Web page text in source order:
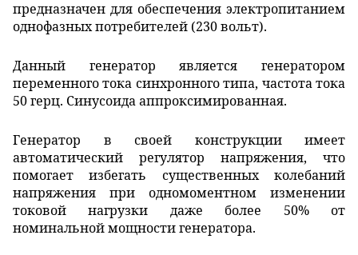
предназначен для обеспечения электропитанием
однофазных потребителей (230 вольт).
Данный генератор является генератором
переменного тока синхронного типа, частота тока
50 герц. Синусоида аппроксимированная.
Генератор в своей конструкции имеет
автоматический регулятор напряжения, что
помогает избегать существенных колебаний
напряжения при одномоментном изменении
токовой нагрузки даже более 50% от
номинальной мощности генератора.